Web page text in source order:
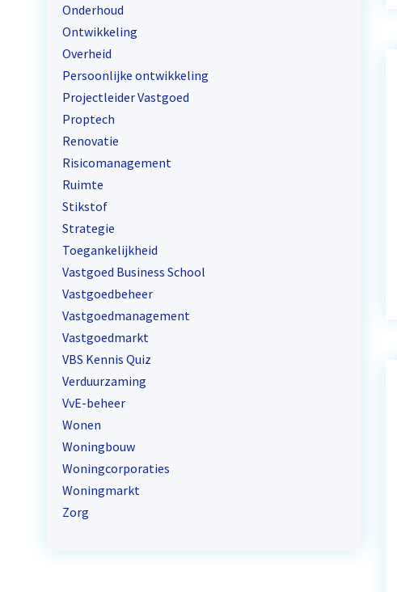
Onderhoud
Ontwikkeling
Overheid
Persoonlijke ontwikkeling
Projectleider Vastgoed
Proptech
Renovatie
Risicomanagement
Ruimte
Stikstof
Strategie
Toegankelijkheid
Vastgoed Business School
Vastgoedbeheer
Vastgoedmanagement
Vastgoedmarkt
VBS Kennis Quiz
Verduurzaming
VvE-beheer
Wonen
Woningbouw
Woningcorporaties
Woningmarkt
Zorg